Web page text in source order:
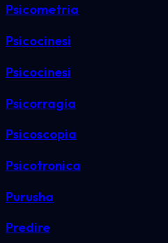
Psicometria
Psicocinesi
Psicocinesi
Psicorragia
Psicoscopia
Psicotronica
Purusha
Predire